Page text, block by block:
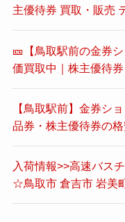
主優待券 買取・販売
🎫【鳥取駅前の金券
価買取中｜株主優待券
【鳥取駅前】金券シ
品券・株主優待券の
入荷情報>>高速バス
☆鳥取市 倉吉市 岩美